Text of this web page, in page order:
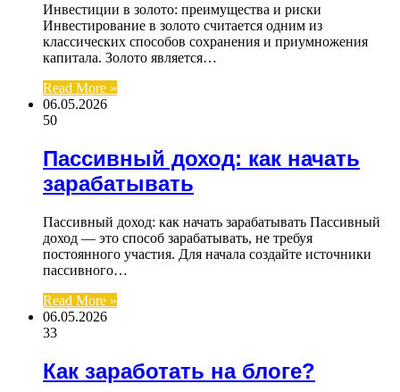
Инвестиции в золото: преимущества и риски
Инвестирование в золото считается одним из
классических способов сохранения и приумножения
капитала. Золото является…
Read More »
06.05.2026
50
Пассивный доход: как начать
зарабатывать
Пассивный доход: как начать зарабатывать Пассивный
доход — это способ зарабатывать, не требуя
постоянного участия. Для начала создайте источники
пассивного…
Read More »
06.05.2026
33
Как заработать на блоге?